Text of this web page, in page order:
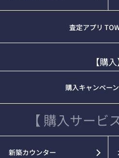
査定アプリ
【購入
購入キャンペー
【 購入サービ
新築カウンター